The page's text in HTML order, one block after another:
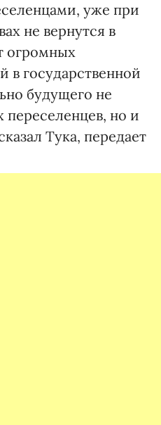
уже при
не вернутся в
огромных
в государственной
будущего не
но и
Тука, передает